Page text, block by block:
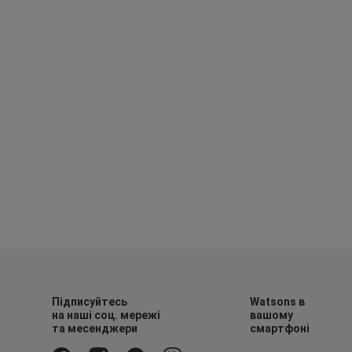
Підписуйтесь
на наші соц. мережі
та месенджери
Watsons в
вашому
смартфоні